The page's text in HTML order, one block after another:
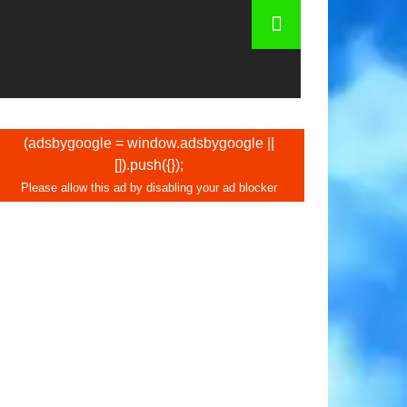
Personagens famosos em Barcelona
(adsbygoogle = window.adsbygoogle ||
[]).push({});